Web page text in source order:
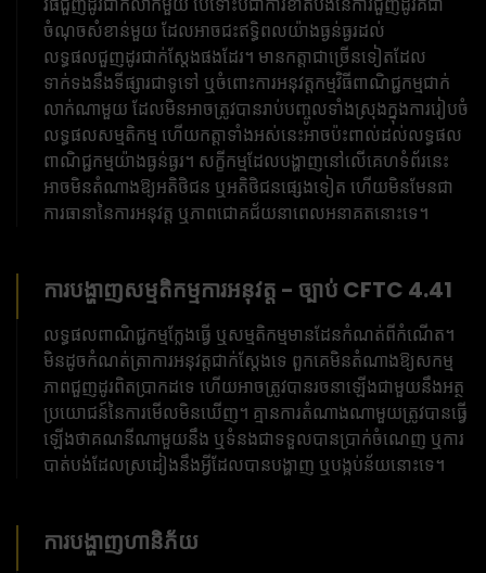
វិធីជួញដូរជាក់លាក់មួយ បើទោះបីជាការខាតបង់នៃការជួញដូរគឺជា
ចំណុចសំខាន់មួយ ដែលអាចជះឥទ្ធិពលយ៉ាងធ្ងន់ធ្ងរដល់
លទ្ធផលជួញដូរជាក់ស្តែងផងដែរ។ មានកត្តាជាច្រើនទៀតដែល
ទាក់ទងនឹងទីផ្សារជាទូទៅ ឬចំពោះការអនុវត្តកម្មវិធីពាណិជ្ជកម្មជាក់
លាក់ណាមួយ ដែលមិនអាចត្រូវបានរាប់បញ្ចូលទាំងស្រុងក្នុងការរៀបចំ
លទ្ធផលសម្មតិកម្ម ហើយកត្តាទាំងអស់នេះអាចប៉ះពាល់ដល់លទ្ធផល
ពាណិជ្ជកម្មយ៉ាងធ្ងន់ធ្ងរ។ សក្ខីកម្មដែលបង្ហាញនៅលើគេហទំព័រនេះ
អាចមិនតំណាងឱ្យអតិថិជន ឬអតិថិជនផ្សេងទៀត ហើយមិនមែនជា
ការធានានៃការអនុវត្ត ឬភាពជោគជ័យនាពេលអនាគតនោះទេ។
ការបង្ហាញសម្មតិកម្មការអនុវត្ត - ច្បាប់ CFTC 4.41
លទ្ធផលពាណិជ្ជកម្មក្លែងធ្វើ ឬសម្មតិកម្មមានដែនកំណត់ពីកំណើត។
មិនដូចកំណត់ត្រាការអនុវត្តជាក់ស្តែងទេ ពួកគេមិនតំណាងឱ្យសកម្ម
ភាពជួញដូរពិតប្រាកដទេ ហើយអាចត្រូវបានរចនាឡើងជាមួយនឹងអត្ថ
ប្រយោជន៍នៃការមើលមិនឃើញ។ គ្មានការតំណាងណាមួយត្រូវបានធ្វើ
ឡើងថាគណនីណាមួយនឹង ឬទំនងជាទទួលបានប្រាក់ចំណេញ ឬការ
បាត់បង់ដែលស្រដៀងនឹងអ្វីដែលបានបង្ហាញ ឬបង្កប់ន័យនោះទេ។
ការបង្ហាញហានិភ័យ